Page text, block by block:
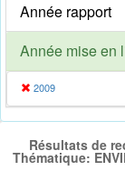
Année rapport
Année mise en
2009
Résultats de
Thématique: